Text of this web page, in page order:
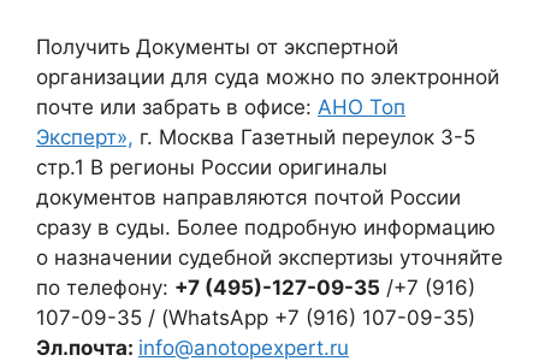
Получить Документы от экспертной
организации для суда можно по электронной
почте или забрать в офисе: АНО Топ
Эксперт», г. Москва Газетный переулок 3-5
стр.1 В регионы России оригиналы
документов направляются почтой России
сразу в суды. Более подробную информацию
о назначении судебной экспертизы уточняйте
по телефону: +7 (495)-127-09-35 /+7 (916)
107-09-35 / (WhatsApp +7 (916) 107-09-35)
Эл.почта: info@anotopexpert.ru